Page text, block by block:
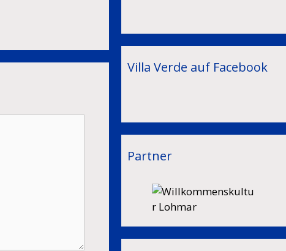
Villa Verde auf Facebook
Partner